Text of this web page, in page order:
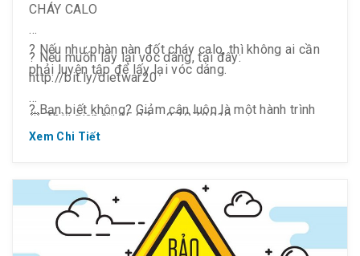
CHÁY CALO
? Nếu như phàn nàn đốt cháy calo, thì không ai cần
phải luyện tập để lấy lại vóc dáng.
? Bạn biết không? Giảm cân luôn là một hành trình
gian nan mà những người muốn giảm cân phải nỗ
không đủ nghị lực và lòng tin vào bản thân.
? Nếu muốn lấy lại vóc dáng, tại đây:
http://bit.ly/dietwar20
⏰ Thời gian từ 15.07 ~ 27.07.2019
Xem Chi Tiết